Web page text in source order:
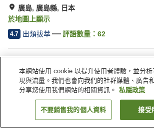
廣島, 廣島縣, 日本
於地圖上顯示
4.7 出類拔萃 評語數量： 62
Wi-Fi
步行 5 分
休息室
全幢禁煙
日本 廣島縣 廣島 廣島 Nagi 酒
找客房
本網站使用 cookie 以提升使用者體驗，並分
現與流量。我們也會向我們的社群媒體、廣告
分享您使用我們網站的相關資訊。
私隱政策
不要銷售我的個人資料 接受